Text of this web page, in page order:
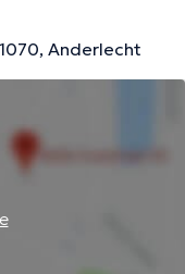
Anderlecht